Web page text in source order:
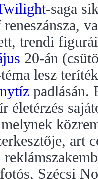
-saga
trendi
20-án
lesz
padlásán.
életérzés
art
Szécsi